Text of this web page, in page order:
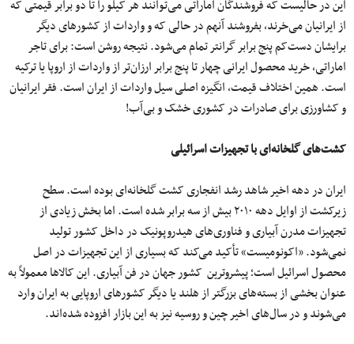
این در حالیست که فروشندگان اماراتی می‌توانند هر کیلو را تا دو برابر قیمتی که
از ایرانیان می‌خرند، بفروشند آنهم در حالی که و واردات از کشورهای دیگر
برایشان دست‌کم پنج برابر گرانتر تمام می‌شود. نتیجه روشن است: برای تاجر
اماراتی، خرید محصول ایرانی چهار تا پنج برابر ارزان‌تر از واردات از اروپا یا ترکیه
است. همین اختلاف قیمت، انگیزه اصلی سیل واردات از ایران است. فقر ایرانیان
و کشاورزی برای صادرات در کشوری خشک و بی‌آب!
کشت‌های گلخانه‌ای با تجهیزات اسرائیلی
ایران در دهه اخیر شاهد رشد انفجاری کشت گلخانه‌ای بوده است. سطح
زیرکشت از اوایل دهه ۲۰۱۰ بیش از سه برابر شده است. اما بخش زیادی از
تجهیزات مدرن آبیاری و فناوری‌های هیدروپونیک در داخل کشور تولید
نمی‌شود. «اکونومیست» تأکید می‌کند که بسیاری از این تجهیزات در اصل
محصول اسرائیل است؛ پیشروترین کشور جهان در فن آبیاری. این کالاها معمولاً به‌
عنوان بخشی از بسته‌های بزرگتر از هلند یا دیگر کشورهای اروپایی به ایران وارد
می‌شوند و در سال‌های اخیر چین و روسیه نیز به این بازار افزوده شده‌اند.